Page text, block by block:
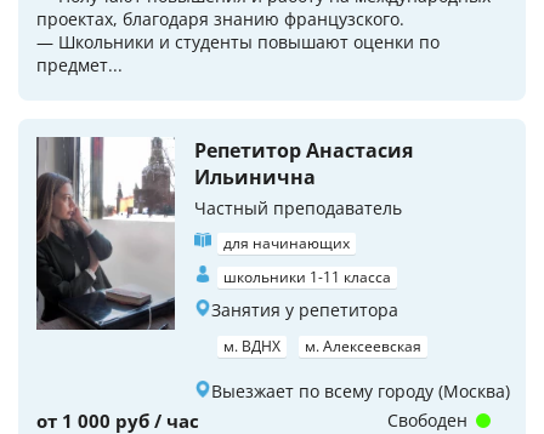
проектах, благодаря знанию французского.
— Школьники и студенты повышают оценки по
предмет...
Репетитор Анастасия
Ильинична
Частный преподаватель
для начинающих
школьники 1-11 класса
Занятия у репетитора
м. ВДНХ м. Алексеевская
Выезжает по всему городу (Москва)
от 1 000 руб / час Свободен